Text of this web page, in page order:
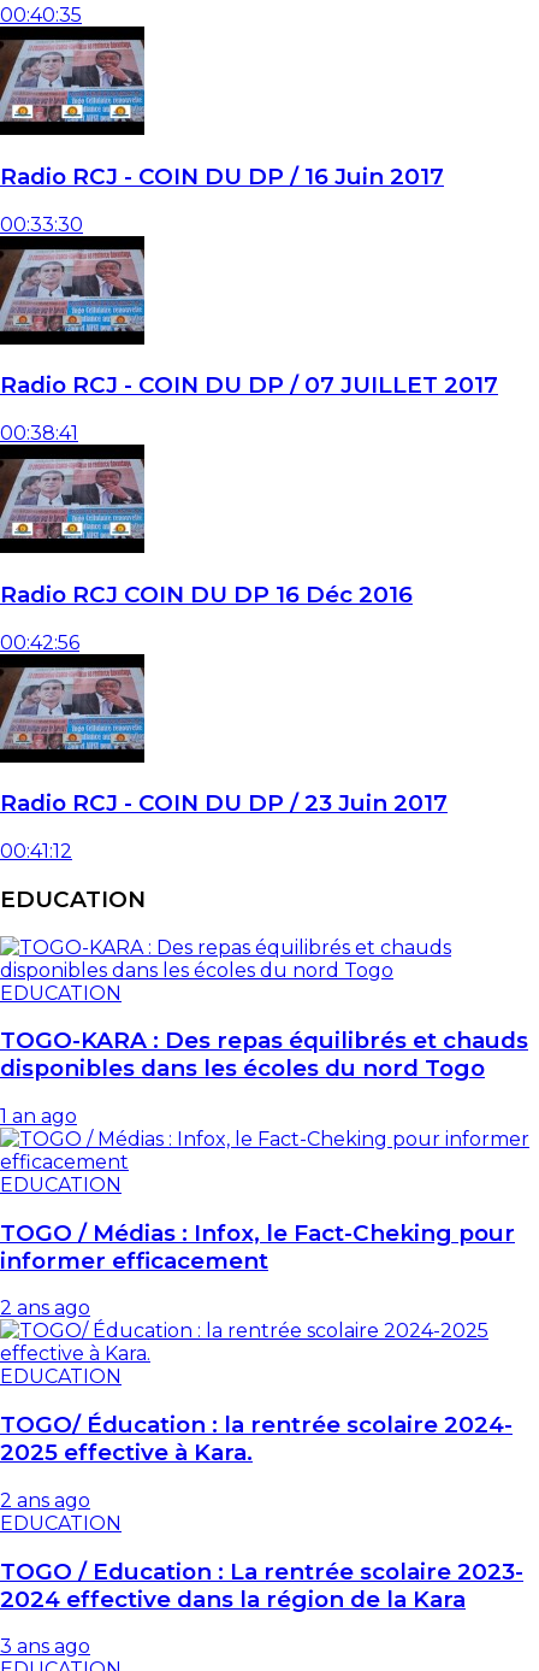
00:40:35
Radio RCJ - COIN DU DP / 16 Juin 2017
00:33:30
Radio RCJ - COIN DU DP / 07 JUILLET 2017
00:38:41
Radio RCJ COIN DU DP 16 Déc 2016
00:42:56
Radio RCJ - COIN DU DP / 23 Juin 2017
00:41:12
EDUCATION
EDUCATION
TOGO-KARA : Des repas équilibrés et chauds
disponibles dans les écoles du nord Togo
1 an ago
EDUCATION
TOGO / Médias : Infox, le Fact-Cheking pour
informer efficacement
2 ans ago
EDUCATION
TOGO/ Éducation : la rentrée scolaire 2024-
2025 effective à Kara.
2 ans ago
EDUCATION
TOGO / Education : La rentrée scolaire 2023-
2024 effective dans la région de la Kara
3 ans ago